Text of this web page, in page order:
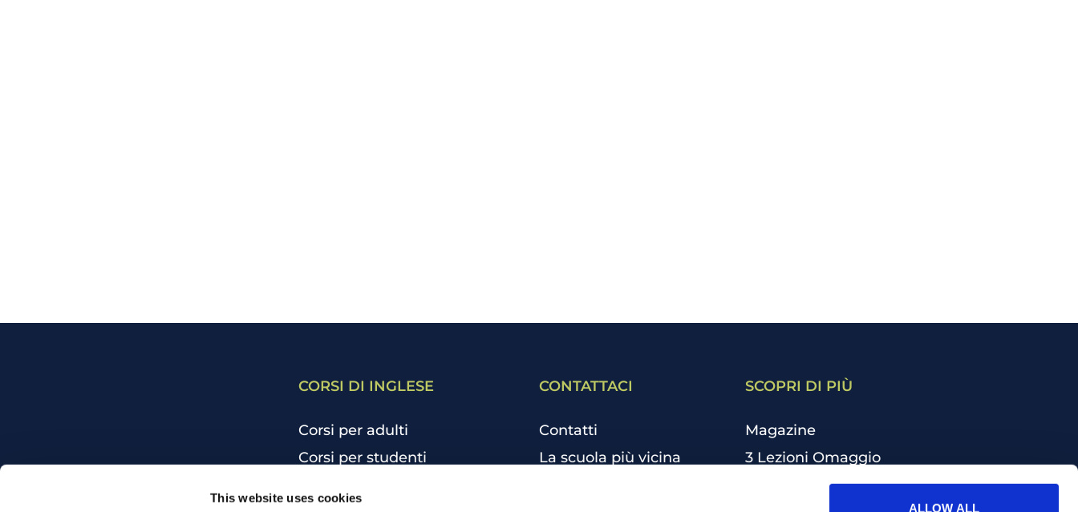
This website uses cookies
ALLOW ALL
CORSI DI INGLESE
Corsi per adulti
Corsi per studenti
CONTATTACI
Contatti
La scuola più vicina
SCOPRI DI PIÙ
Magazine
3 Lezioni Omaggio